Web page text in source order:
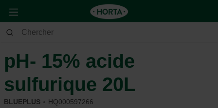
Jardin Piscine
pH- 15% acide
sulfurique 20L
BLUEPLUS HQ000597266